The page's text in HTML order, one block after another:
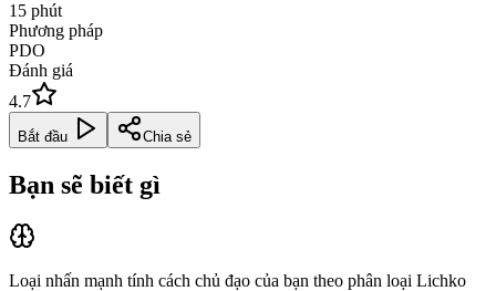
15 phút
Phương pháp
PDO
Đánh giá
4.7
Bắt đầu Chia sẻ
Bạn sẽ biết gì
Loại nhấn mạnh tính cách chủ đạo của bạn theo phân loại Lichko